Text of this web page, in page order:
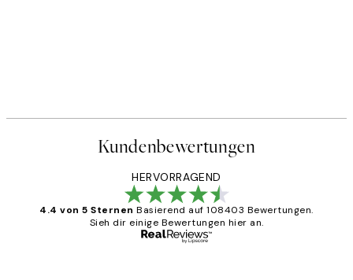
Kundenbewertungen
HERVORRAGEND
4.4 von 5 Sternen Basierend auf 108403 Bewertungen.
Sieh dir einige Bewertungen hier an.